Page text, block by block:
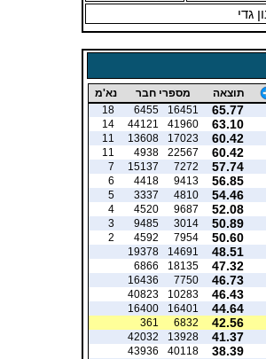
גדי
תוצאה מספרי חבר נא'מ
65.77
16451
6455
18
63.10
41960
44121
14
60.42
17023
13608
11
60.42
22567
4938
11
57.74
7272
15137
7
56.85
9413
4418
6
54.46
4810
3337
5
52.08
9687
4520
4
50.89
3014
9485
3
50.60
7954
4592
2
48.51
14691
19378
47.32
18135
6866
46.73
7750
16436
46.43
10283
40823
44.64
16401
16400
42.56
6832
361
41.37
13928
42032
38.39
40118
43936